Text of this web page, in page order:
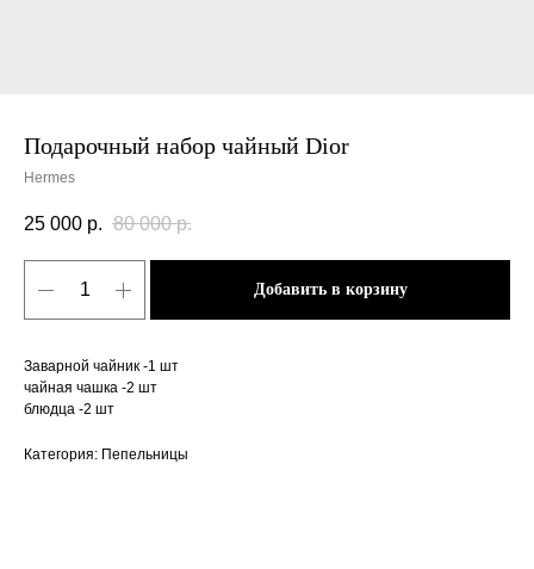
Подарочный набор чайный Dior
Hermes
25 000 р. 80 000 р.
Добавить в корзину
Заварной чайник -1 шт
чайная чашка -2 шт
блюдца -2 шт
Категория: Пепельницы